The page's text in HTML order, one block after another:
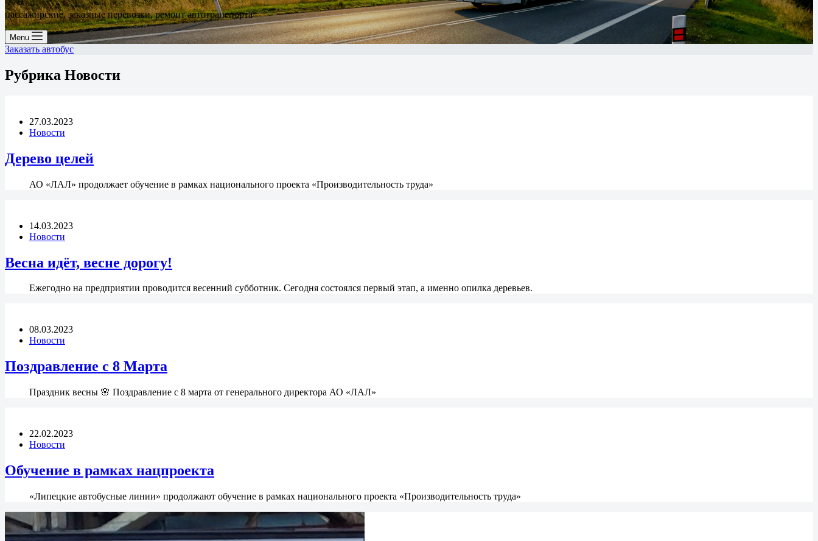
пассажирские, заказные перевозки, ремонт автотранспорта
Menu
Заказать автобус
Рубрика Новости
27.03.2023
Новости
Дерево целей
АО «ЛАЛ» продолжает обучение в рамках национального проекта «Производительность труда»
14.03.2023
Новости
Весна идёт, весне дорогу!
Ежегодно на предприятии проводится весенний субботник. Сегодня состоялся первый этап, а именно опилка деревьев.
08.03.2023
Новости
Поздравление с 8 Марта
Праздник весны 🌸 Поздравление с 8 марта от генерального директора АО «ЛАЛ»
22.02.2023
Новости
Обучение в рамках нацпроекта
«Липецкие автобусные линии» продолжают обучение в рамках национального проекта «Производительность труда»